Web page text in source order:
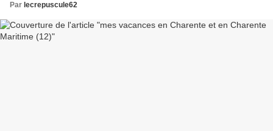
Par lecrepuscule62